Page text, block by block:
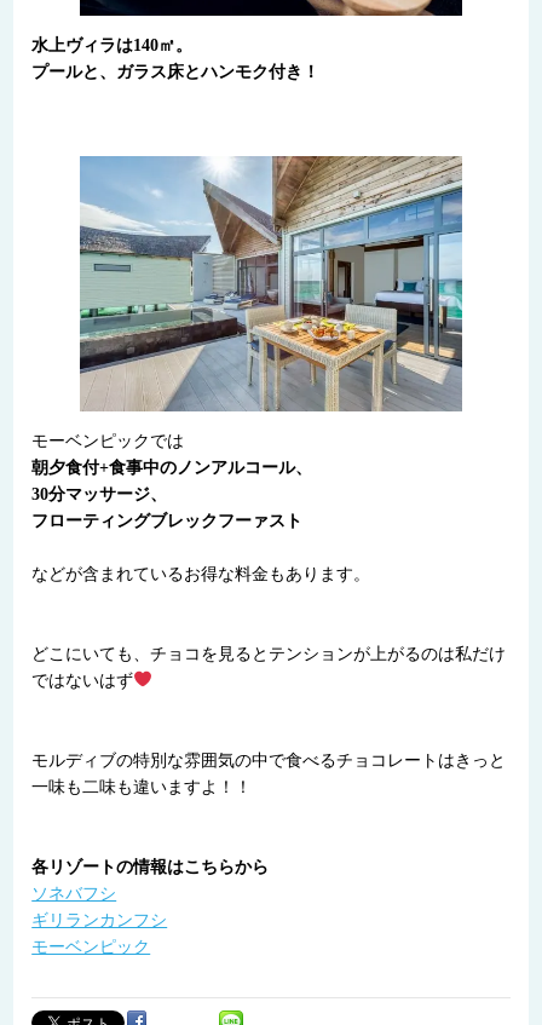
水上ヴィラは140㎡。
プールと、ガラス床とハンモク付き！
モーベンピックでは
朝夕食付+食事中のノンアルコール、
30分マッサージ、
フローティングブレックフーァスト
などが含まれているお得な料金もあります。
どこにいても、チョコを見るとテンションが上がるのは私だけ
ではないはず
モルディブの特別な雰囲気の中で食べるチョコレートはきっと
一味も二味も違いますよ！！
各リゾートの情報はこちらから
ソネバフシ
ギリランカンフシ
モーベンピック